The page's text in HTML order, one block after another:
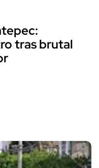
tras brutal